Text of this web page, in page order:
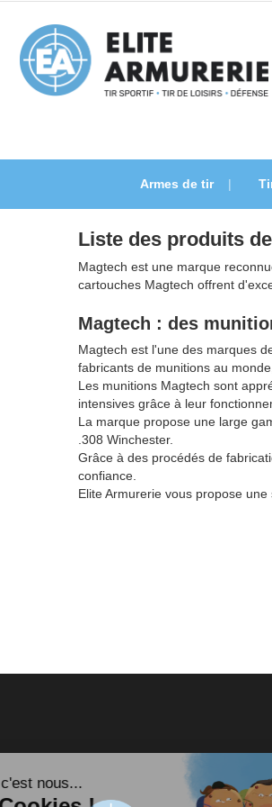
Armes de tir
Liste des produits
Magtech est une marque
cartouches Magtech offrent
Magtech : des
Magtech est l'une des marques
fabricants de munitions au
Les munitions Magtech sont
intensives grâce à leur
La marque propose une large
.308 Winchester.
Grâce à des procédés de
confiance.
Elite Armurerie vous propose